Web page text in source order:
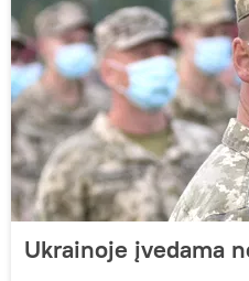
Ukrainoje įvedama